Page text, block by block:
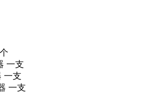
一支
一支
一支